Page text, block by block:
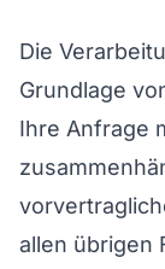
Die
Grundlage
Ihre Anfrage
allen übrigen